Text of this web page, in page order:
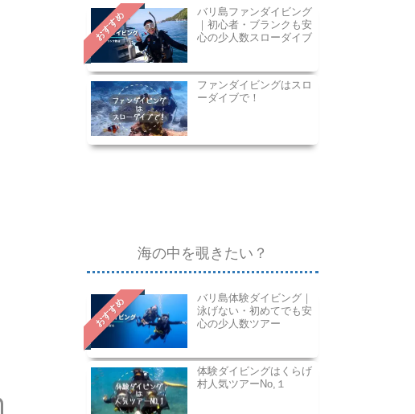
おすすめ
バリ島ファンダイビング
｜初心者・ブランクも安
心の少人数スローダイブ
ファンダイビングはスロ
ーダイブで！
海の中を覗きたい？
おすすめ
バリ島体験ダイビング｜
泳げない・初めてでも安
心の少人数ツアー
体験ダイビングはくらげ
村人気ツアーNo,１